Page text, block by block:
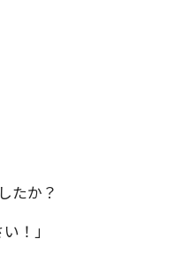
たか？
！」